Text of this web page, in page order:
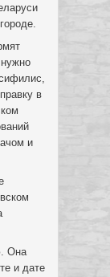
в
и
Она
и дате